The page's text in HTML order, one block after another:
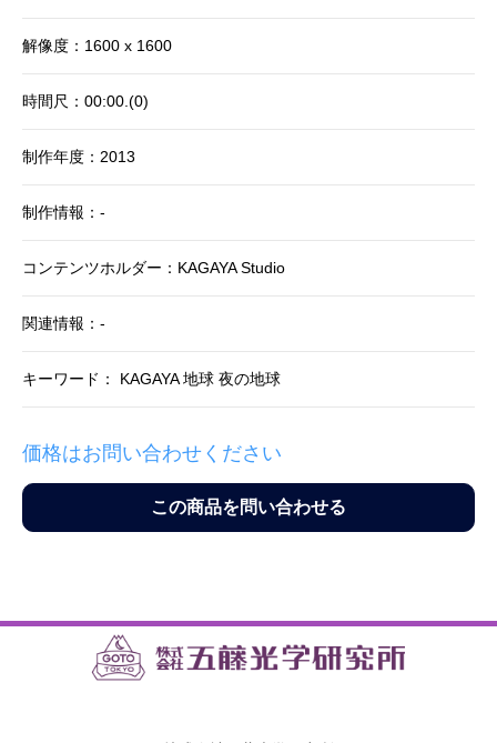
解像度：1600 x 1600
時間尺：00:00.(0)
制作年度：2013
制作情報：-
コンテンツホルダー：KAGAYA Studio
関連情報：-
キーワード： KAGAYA 地球 夜の地球
価格はお問い合わせください
この商品を問い合わせる